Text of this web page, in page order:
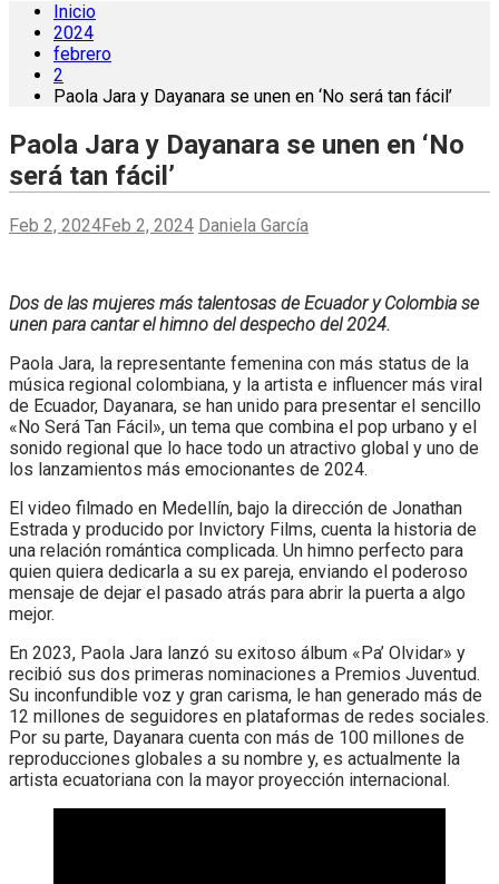
Inicio
2024
febrero
2
Paola Jara y Dayanara se unen en ‘No será tan fácil’
Paola Jara y Dayanara se unen en ‘No
será tan fácil’
Feb 2, 2024Feb 2, 2024 Daniela García
Dos de las mujeres más talentosas de Ecuador y Colombia se
unen para cantar el himno del despecho del 2024.
Paola Jara, la representante femenina con más status de la
música regional colombiana, y la artista e influencer más viral
de Ecuador, Dayanara, se han unido para presentar el sencillo
«No Será Tan Fácil», un tema que combina el pop urbano y el
sonido regional que lo hace todo un atractivo global y uno de
los lanzamientos más emocionantes de 2024.
El video filmado en Medellín, bajo la dirección de Jonathan
Estrada y producido por Invictory Films, cuenta la historia de
una relación romántica complicada. Un himno perfecto para
quien quiera dedicarla a su ex pareja, enviando el poderoso
mensaje de dejar el pasado atrás para abrir la puerta a algo
mejor.
En 2023, Paola Jara lanzó su exitoso álbum «Pa’ Olvidar» y
recibió sus dos primeras nominaciones a Premios Juventud.
Su inconfundible voz y gran carisma, le han generado más de
12 millones de seguidores en plataformas de redes sociales.
Por su parte, Dayanara cuenta con más de 100 millones de
reproducciones globales a su nombre y, es actualmente la
artista ecuatoriana con la mayor proyección internacional.